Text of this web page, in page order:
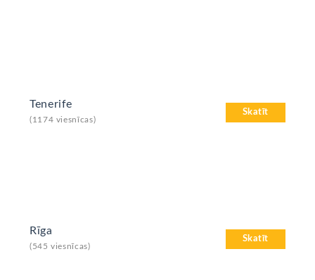
Skatīt
Tenerife
(1174 viesnīcas)
Skatīt
Rīga
(545 viesnīcas)